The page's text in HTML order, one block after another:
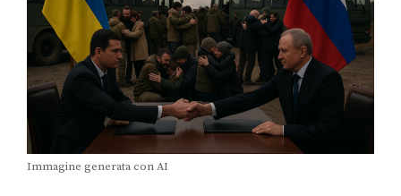
Immagine generata con AI